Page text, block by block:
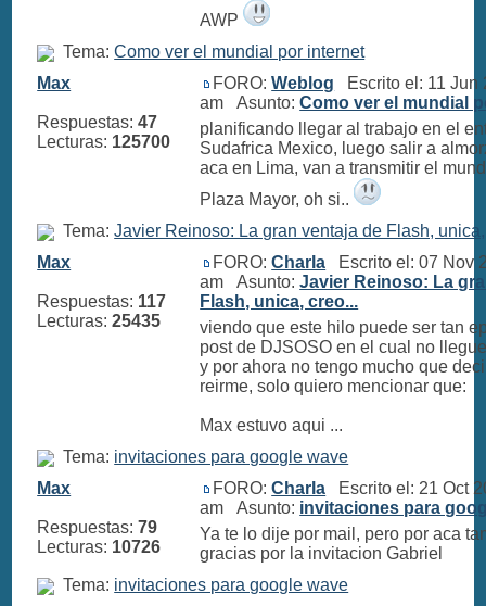
AWP
Tema:Como ver el mundial por internet
Max
Respuestas:47
Lecturas: 125700
FORO:Weblog Escrito el: 11 Jun
am Asunto:Como ver el mundial
planificando llegar al trabajo en el
Sudafrica Mexico, luego salir a
aca en Lima, van a transmitir el
Plaza Mayor, oh si..
Tema:Javier Reinoso: La gran ventaja de Flash,
Max
Respuestas: 117
Lecturas:25435
FORO:Charla Escrito el: 07 Nov
am Asunto:Javier Reinoso: La
Flash, unica, creo...
viendo que este hilo puede ser tan
post de DJSOSO en el cual no
y por ahora no tengo mucho que
reirme, solo quiero mencionar que:
Max estuvo aqui ...
Tema: invitaciones para google wave
Max
Respuestas:79
Lecturas: 10726
FORO:Charla Escrito el: 21 Oct
am Asunto: invitaciones para
Ya te lo dije por mail, pero por aca
gracias por la invitacion Gabriel
Tema: invitaciones para google wave